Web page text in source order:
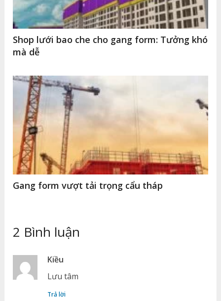
Shop lưới bao che cho gang form: Tưởng khó
mà dễ
Gang form vượt tải trọng cẩu tháp
2 Bình luận
Kiều
Lưu tâm
Trả lời